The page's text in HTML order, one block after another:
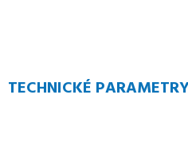
TECHNICKÉ